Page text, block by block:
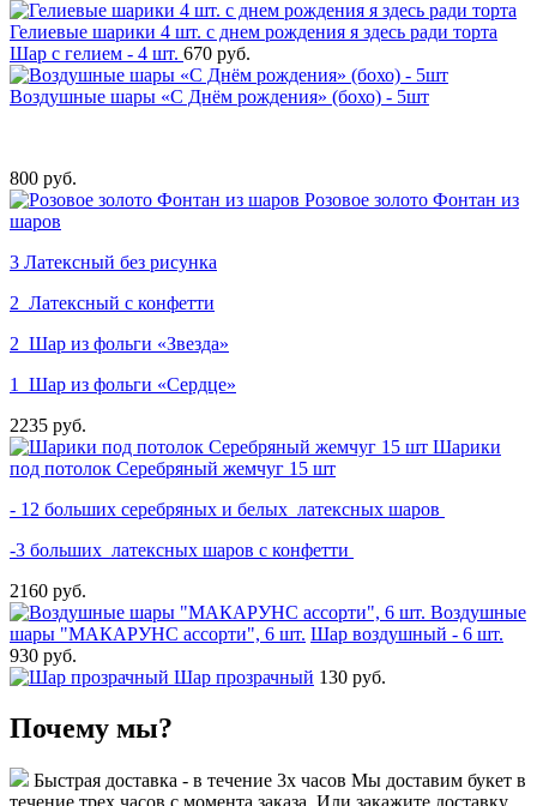
Гелиевые шарики 4 шт. с днем рождения я здесь ради торта
Шар с гелием - 4 шт. 670 руб.
Воздушные шары «С Днём рождения» (бохо) - 5шт
800 руб.
Розовое золото Фонтан из
шаров
3 Латексный без рисунка
2 Латексный с конфетти
2 Шар из фольги «Звезда»
1 Шар из фольги «Сердце»
2235 руб.
Шарики
под потолок Серебряный жемчуг 15 шт
- 12 больших серебряных и белых латексных шаров
-3 больших латексных шаров с конфетти
2160 руб.
Воздушные
шары "МАКАРУНС ассорти", 6 шт. Шар воздушный - 6 шт.
930 руб.
Шар прозрачный 130 руб.
Почему мы?
Быстрая доставка - в течение 3х часов Мы доставим букет в